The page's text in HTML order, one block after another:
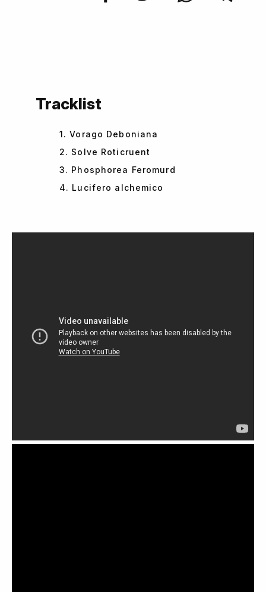
Tracklist
1. Vorago Deboniana
2. Solve Roticruent
3. Phosphorea Feromurd
4. Lucifero alchemico